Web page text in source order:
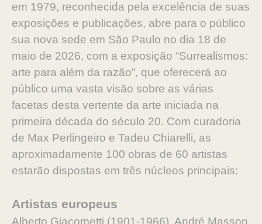
em 1979, reconhecida pela excelência de suas
exposições e publicações, abre para o público
sua nova sede em São Paulo no dia 18 de
maio de 2026, com a exposição “Surrealismos:
arte para além da razão”, que oferecerá ao
público uma vasta visão sobre as várias
facetas desta vertente da arte iniciada na
primeira década do século 20. Com curadoria
de Max Perlingeiro e Tadeu Chiarelli, as
aproximadamente 100 obras de 60 artistas
estarão dispostas em três núcleos principais:
Artistas europeus
Alberto Giacometti (1901-1966), André Masson